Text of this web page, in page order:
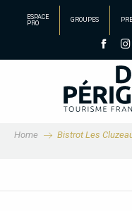
principal
ESPACE
PRO
GROUPES
Home Bistrot Les